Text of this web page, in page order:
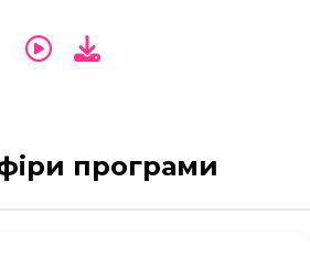
програми